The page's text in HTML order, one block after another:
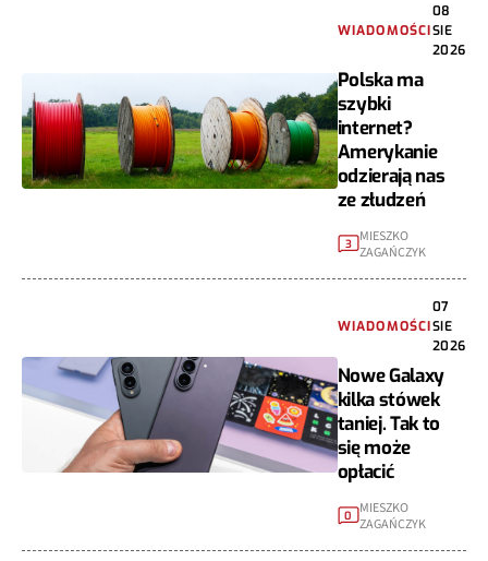
WIADOMOŚCI
08
SIE
2026
Polska ma
szybki
internet?
Amerykanie
odzierają nas
ze złudzeń
3 MIESZKO
ZAGAŃCZYK
WIADOMOŚCI
07
SIE
2026
Nowe Galaxy
kilka stówek
taniej. Tak to
się może
opłacić
0 MIESZKO
ZAGAŃCZYK